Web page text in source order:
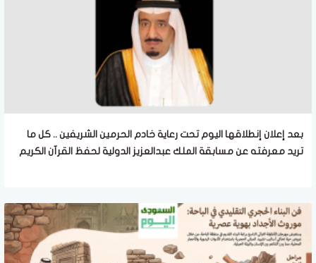
بعد إعلان إنطلاقها اليوم تحت رعاية خادم الحرمين الشريفين .. كل ما
تريد معرفته عن مسابقة الملك عبدالعزيز الدولية لحفظ القرآن الكريم